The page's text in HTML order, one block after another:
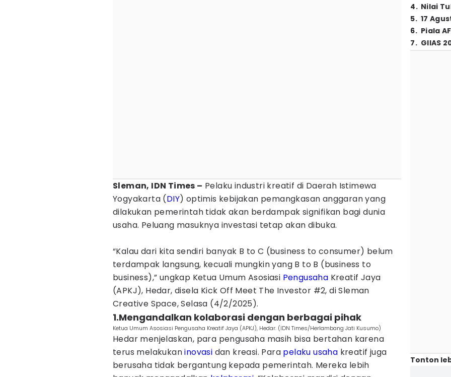
Sleman, IDN Times – Pelaku industri kreatif di Daerah Istimewa
Yogyakarta (DIY) optimis kebijakan pemangkasan anggaran yang
dilakukan pemerintah tidak akan berdampak signifikan bagi dunia
usaha. Peluang masuknya investasi tetap akan dibuka.
“Kalau dari kita sendiri banyak B to C (business to consumer) belum
terdampak langsung, kecuali mungkin yang B to B (business to
business),” ungkap Ketua Umum Asosiasi Pengusaha Kreatif Jaya
(APKJ), Hedar, disela Kick Off Meet The Investor #2, di Sleman
Creative Space, Selasa (4/2/2025).
1.Mengandalkan kolaborasi dengan berbagai pihak
Ketua Umum Asosiasi Pengusaha Kreatif Jaya (APKJ), Hedar. (IDN Times/Herlambang Jati Kusumo)
Hedar menjelaskan, para pengusaha masih bisa bertahan karena
terus melakukaninovasi dan kreasi. Para pelaku usaha kreatif juga
berusaha tidak bergantung kepada pemerintah. Mereka lebih
4. Nilai
5. 17
6. Piala
7. GIIAS
Tonton